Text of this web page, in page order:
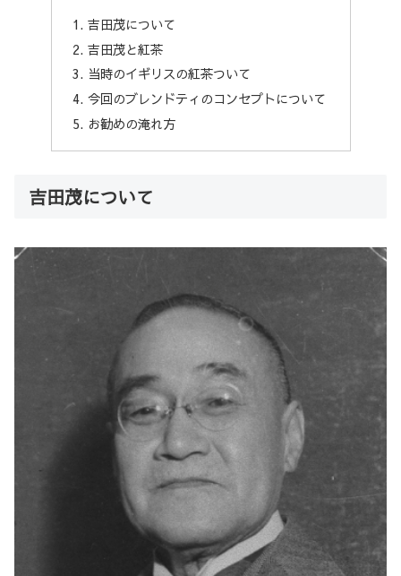
吉田茂について
吉田茂と紅茶
当時のイギリスの紅茶ついて
今回のブレンドティのコンセプトについて
お勧めの淹れ方
吉田茂について